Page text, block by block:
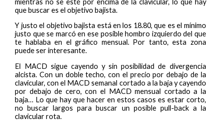
que buscar es el objetivo bajista.
Y justo el objetivo bajista está en los 18.80, que es el mínimo
justo que se marcó en ese posible hombro izquierdo del que
te hablaba en el gráfico mensual. Por tanto, esta zona
puede ser interesante.
El MACD sigue cayendo y sin posibilidad de divergencia
alcista. Con un doble techo, con el precio por debajo de la
clavicular, con el MACD semanal cortado a la baja y cayendo
por debajo de cero, con el MACD mensual cortado a la
baja… Lo que hay que hacer en estos casos es estar corto,
no buscar largos para buscar un posible pull-back a la
clavicular rota.